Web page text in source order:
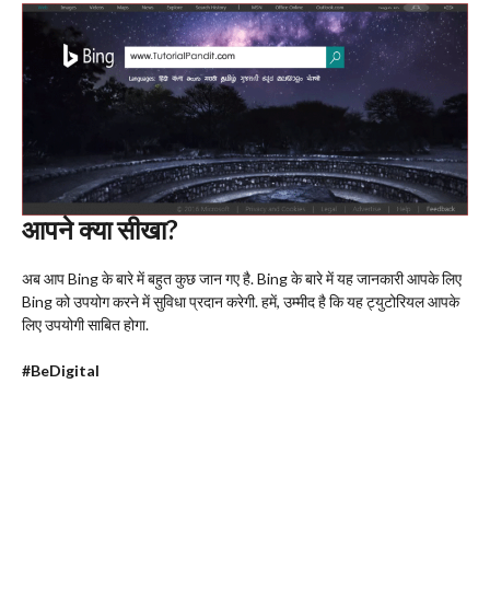
आपने क्या सीखा?
अब आप Bing के बारे में बहुत कुछ जान गए है. Bing के बारे में यह जानकारी आपके लिए
Bing को उपयोग करने में सुविधा प्रदान करेगी. हमें, उम्मीद है कि यह ट्युटोरियल आपके
लिए उपयोगी साबित होगा.
#BeDigital